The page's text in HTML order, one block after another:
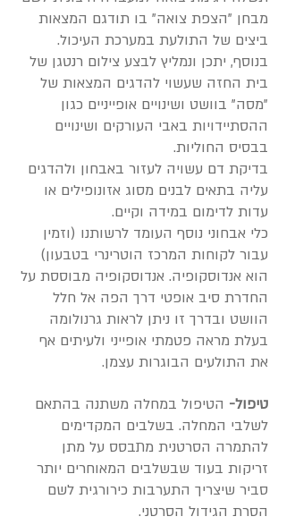
מבחן "הצפת צואה" בו תודגם המצאות
ביצים של התולעת במערכת העיכול.
בנוסף, יתכן ונמליץ לבצע צילום רנטגן של
בית החזה שעשוי להדגים המצאות של
"מסה" בוושט ושינויים אופייניים כגון
ההסתיידויות באבי העורקים ושינויים
בבסיס החוליות.
בדיקת דם עשויה לעזור באבחון ולהדגים
עליה בתאים לבנים מסוג אזונופילים או
עדות לדימום במידה וקיים.
כלי אבחוני נוסף העומד לרשותנו (וזמין
עבור לקוחות המרכז הוטרינרי בטבעון)
הוא אנדוסקופיה. אנדוסקופיה מבוססת על
החדרת סיב אופטי דרך הפה אל חלל
הוושט ובדרך זו ניתן לראות גרנולומה
בעלת מראה פטמתי אופייני ולעיתים אף
את התולעים הבוגרות עצמן.
טיפול- הטיפול במחלה משתנה בהתאם
לשלבי המחלה. בשלבים המקדימים
להתמרה הסרטנית מתבסס על מתן
זריקות בעוד שבשלבים המאוחרים יותר
סביר שיצריך התערבות כירורגית לשם
הסרת הגידול הסרטני.